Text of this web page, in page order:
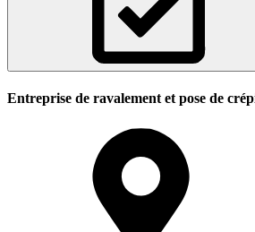
Entreprise de ravalement et pose de